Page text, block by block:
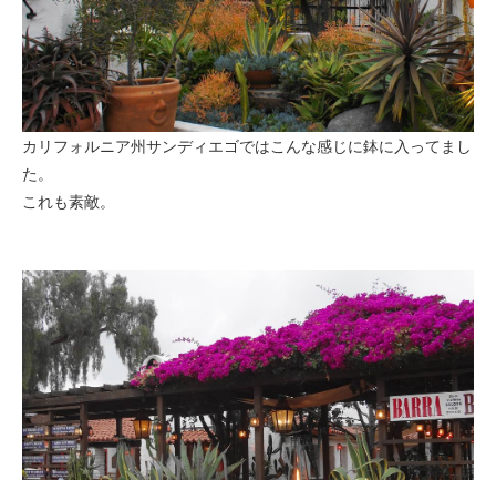
カリフォルニア州サンディエゴではこんな感じに鉢に入ってまし
た。
これも素敵。